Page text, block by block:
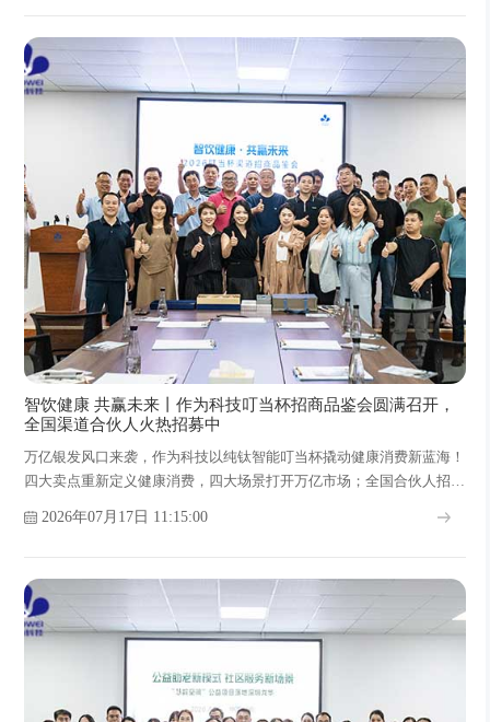
智饮健康 共赢未来丨作为科技叮当杯招商品鉴会圆满召开，
全国渠道合伙人火热招募中
万亿银发风口来袭，作为科技以纯钛智能叮当杯撬动健康消费新蓝海！
四大卖点重新定义健康消费，四大场景打开万亿市场；全国合伙人招募
2026年07月17日 11:15:00